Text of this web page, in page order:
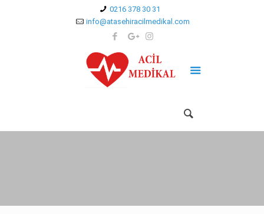
0216 378 30 31
info@atasehiracilmedikal.com